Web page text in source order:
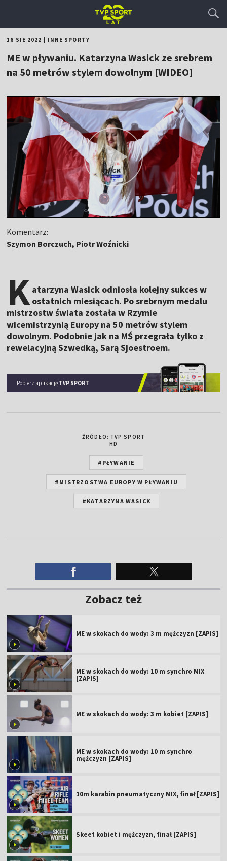
16 SIE 2022 INNE SPORTY
ME w pływaniu. Katarzyna Wasick ze srebrem
na 50 metrów stylem dowolnym [WIDEO]
Komentarz:
Szymon Borczuch, Piotr Woźnicki
Katarzyna Wasick odniosła kolejny sukces w
ostatnich miesiącach. Po srebrnym medalu
mistrzostw świata została w Rzymie
wicemistrzynią Europy na 50 metrów stylem
dowolnym. Podobnie jak na MŚ przegrała tylko z
rewelacyjną Szwedką, Sarą Sjoestroem.
Pobierz aplikację TVP SPORT
ŹRÓDŁO: TVP SPORT
HD
#PŁYWANIE
#MISTRZOSTWA EUROPY W PŁYWANIU
#KATARZYNA WASICK
Zobacz też
ME w skokach do wody: 3 m mężczyzn [ZAPIS]
ME w skokach do wody: 10 m synchro MIX
[ZAPIS]
ME w skokach do wody: 3 m kobiet [ZAPIS]
ME w skokach do wody: 10 m synchro
mężczyzn [ZAPIS]
10m karabin pneumatyczny MIX, finał [ZAPIS]
Skeet kobiet i mężczyzn, finał [ZAPIS]